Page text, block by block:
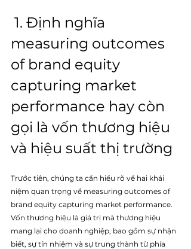
1. Định nghĩa
measuring outcomes
of brand equity
capturing market
performance hay còn
gọi là vốn thương hiệu
và hiệu suất thị trường
Trước tiên, chúng ta cần hiểu rõ về hai khái
niệm quan trọng về measuring outcomes of
brand equity capturing market performance.
Vốn thương hiệu là giá trị mà thương hiệu
mang lại cho doanh nghiệp, bao gồm sự nhận
biết, sự tín nhiệm và sự trung thành từ phía